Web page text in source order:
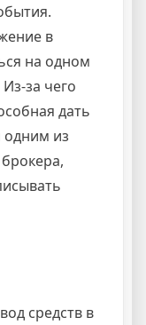
в
на одном
за чего
дать
одним из
средств в